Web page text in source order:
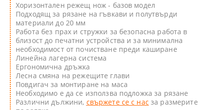
Хоризонтален режещ нож - базов модел
Подходящ за рязане на гъвкави и полутвърди
материали до 20 мм
Работа без прах и стружки за безопасна работа в
близост до печатни устройства и за минимална
необходимост от почистване преди каширане
Линейна лагерна система
Ергономична дръжка
Лесна смяна на режещите глави
Повдигач за монтиране на маса
Необходимо е да се използва подложка за рязане
Различни дължини, свържете се с нас за размерите